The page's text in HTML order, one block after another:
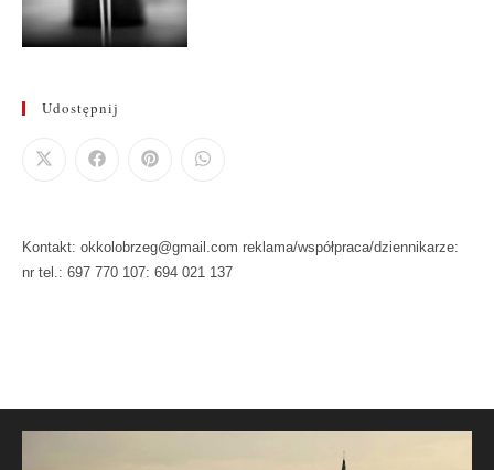
Udostępnij
Kontakt: okkolobrzeg@gmail.com reklama/współpraca/dziennikarze:
nr tel.: 697 770 107: 694 021 137